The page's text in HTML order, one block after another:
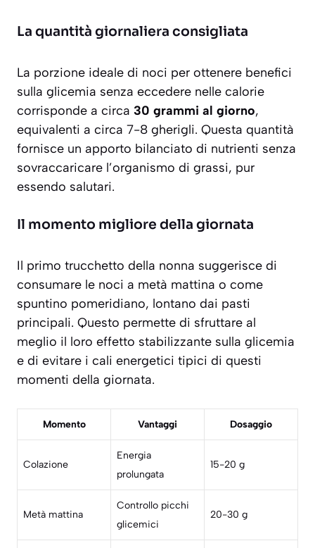
La quantità giornaliera consigliata
La porzione ideale di noci per ottenere benefici
sulla glicemia senza eccedere nelle calorie
corrisponde a circa 30 grammi al giorno,
equivalenti a circa 7-8 gherigli. Questa quantità
fornisce un apporto bilanciato di nutrienti senza
sovraccaricare l’organismo di grassi, pur
essendo salutari.
Il momento migliore della giornata
Il primo trucchetto della nonna suggerisce di
consumare le noci a metà mattina o come
spuntino pomeridiano, lontano dai pasti
principali. Questo permette di sfruttare al
meglio il loro effetto stabilizzante sulla glicemia
e di evitare i cali energetici tipici di questi
momenti della giornata.
Momento Vantaggi Dosaggio
Colazione
Energia
prolungata
15-20 g
Metà mattina
Controllo picchi
glicemici
20-30 g